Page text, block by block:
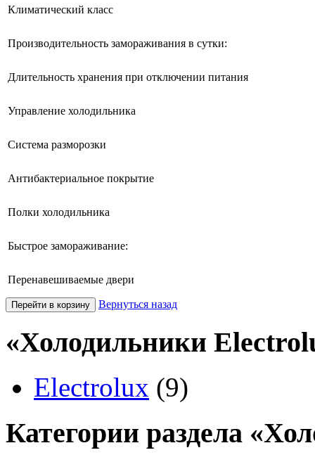
Климатический класс
Производительность замораживания в сутки:
Длительность хранения при отключении питания
Управление холодильника
Система разморозки
Антибактериальное покрытие
Полки холодильника
Быстрое замораживание:
Перенавешиваемые двери
Вернуться назад
«Холодильники
Electrolux (9)
Категории раздела